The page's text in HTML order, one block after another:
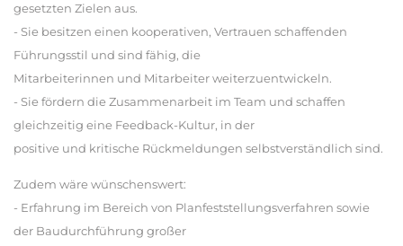
gesetzten Zielen aus.
- Sie besitzen einen kooperativen, Vertrauen schaffenden
Führungsstil und sind fähig, die
Mitarbeiterinnen und Mitarbeiter weiterzuentwickeln.
- Sie fördern die Zusammenarbeit im Team und schaffen
gleichzeitig eine Feedback-Kultur, in der
positive und kritische Rückmeldungen selbstverständlich sind.
Zudem wäre wünschenswert:
- Erfahrung im Bereich von Planfeststellungsverfahren sowie
der Baudurchführung großer